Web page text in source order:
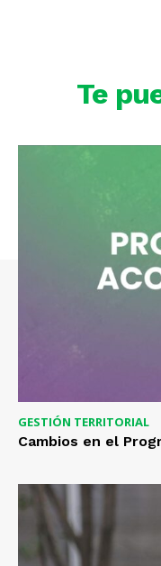
Te
GESTIÓN TERRITORIAL
Cambios en el